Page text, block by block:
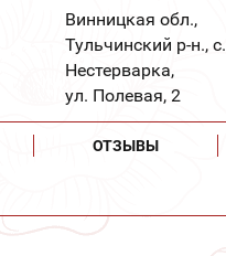
Винницкая обл.,
Тульчинский р-н., с.
Нестерварка,
ул. Полевая, 2
ОТЗЫВЫ